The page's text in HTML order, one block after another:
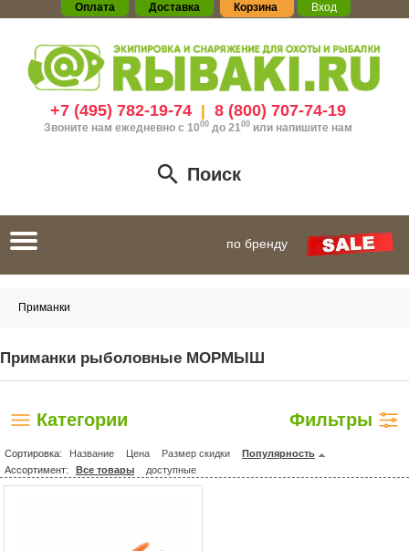
Оплата Доставка Корзина Вход
+7 (495) 782-19-74| 8 (800) 707-74-19
Звоните нам ежедневно с 1000до 21 00 или напишите нам
Поиск
Toggle
navigation
по бренду
Приманки
Приманки рыболовные МОРМЫШ
Категории Фильтры
Сортировка: Название Цена Размер скидки
Популярность
Ассортимент:
Все товары доступные